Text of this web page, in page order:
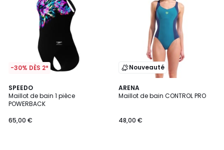
-30% DÈS 2*
SPEEDO
Maillot de bain 1 pièce
POWERBACK
65,00 €
Nouveauté
ARENA
Maillot de bain CONTROL PRO
48,00 €